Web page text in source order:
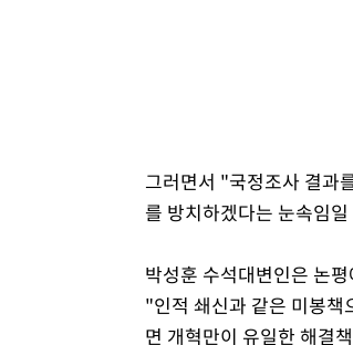
그러면서 "국정조사 결과
를 방치하겠다는 눈속임
박성훈 수석대변인은 논
"인적 쇄신과 같은 미봉책
면 개혁만이 유일한 해결